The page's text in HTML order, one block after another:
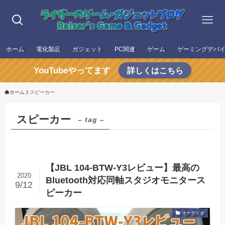
ホーム 電化製品 ガジェット PC関連 ゲーム ゲーミングデバ
YouTubeやってます 詳しくはこちら
ホーム スピーカー
スピーカー – tag –
【JBL 104-BTW-Y3レビュー】最高の
Bluetooth対応同軸スタジオモニタース
ピーカー
2020
9/12
オーディオ